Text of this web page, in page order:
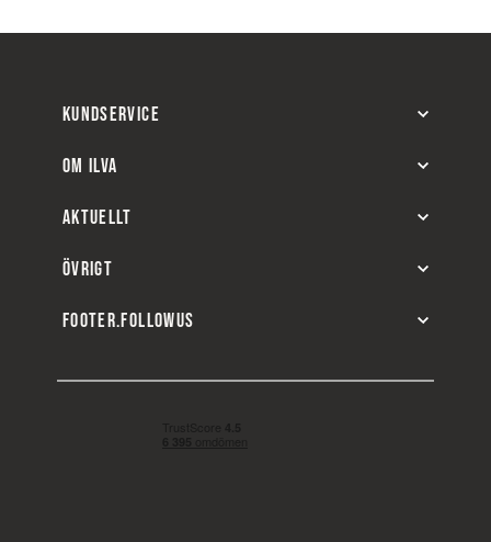
KUNDSERVICE
OM ILVA
AKTUELLT
ÖVRIGT
FOOTER.FOLLOWUS